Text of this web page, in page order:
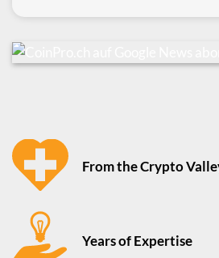
From the Crypto
Years of Expertise